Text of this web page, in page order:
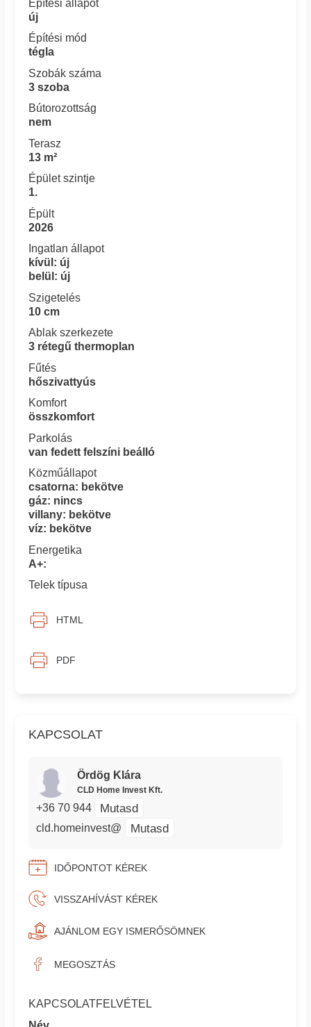
KAPCSOLAT
Ördög Klára
CLD Home Invest Kft.
+36 70 944 Mutasd
cld.homeinvest@ Mutasd
IDŐPONTOT KÉREK
VISSZAHÍVÁST KÉREK
AJÁNLOM EGY ISMERŐSÖMNEK
MEGOSZTÁS
KAPCSOLATFELVÉTEL
Építési állapot
új
Építési mód
tégla
Szobák száma
3 szoba
Bútorozottság
nem
Terasz
13 m²
Épület szintje
1.
Épült
2026
Ingatlan állapot
kívül: új
belül: új
Szigetelés
10 cm
Ablak szerkezete
3 rétegű thermoplan
Fűtés
hőszivattyús
Komfort
összkomfort
Parkolás
van fedett felszíni beálló
Közműállapot
csatorna: bekötve
gáz: nincs
villany: bekötve
víz: bekötve
Energetika
A+:
Telek típusa
HTML
PDF